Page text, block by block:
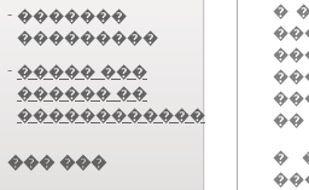
- �������
���������
- ����� ���
������ ��
������������
��� ���
�
��
�